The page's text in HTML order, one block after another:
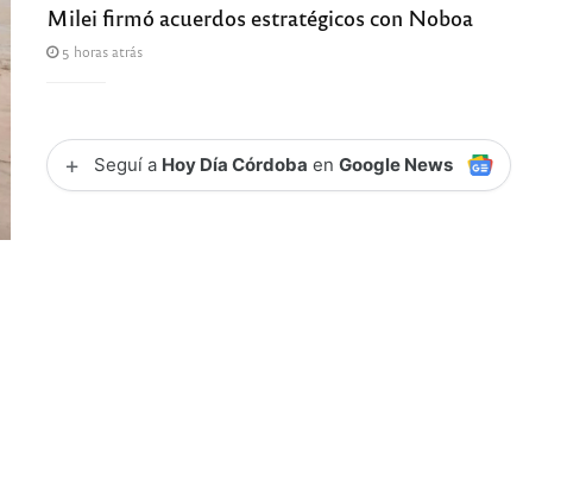
Milei firmó acuerdos estratégicos con Noboa
5 horas atrás
+ Seguí a Hoy Día Córdoba enGoogle News